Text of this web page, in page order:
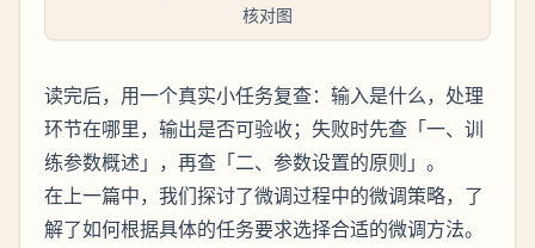
核对图
读完后，用一个真实小任务复查：输入是什么，处理
环节在哪里，输出是否可验收；失败时先查「一、训
练参数概述」，再查「二、参数设置的原则」。
在上一篇中，我们探讨了微调过程中的微调策略，了
解了如何根据具体的任务要求选择合适的微调方法。